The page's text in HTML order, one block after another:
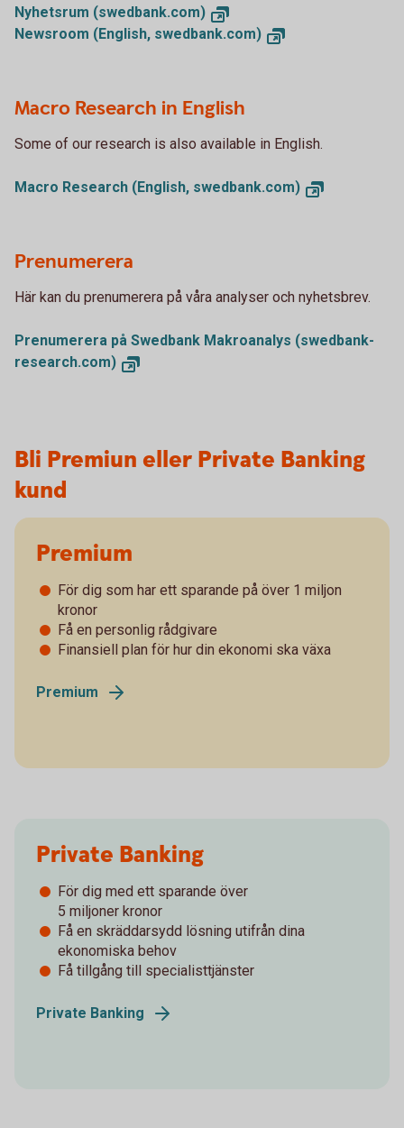
Nyhetsrum (swedbank.com)
Newsroom (English, swedbank.com)
Macro Research in English
Some of our research is also available in English.
Macro Research (English, swedbank.com)
Prenumerera
Här kan du prenumerera på våra analyser och nyhetsbrev.
Prenumerera på Swedbank Makroanalys (swedbank-
research.com)
Bli Premiun eller Private Banking
kund
Premium
För dig som har ett sparande på över 1 miljon
kronor
Få en personlig rådgivare
Finansiell plan för hur din ekonomi ska växa
Premium
Private Banking
För dig med ett sparande över
­5 miljoner kronor
Få en skräddarsydd lösning utifrån dina
ekonomiska behov
Få tillgång till specialisttjänster
Private Banking